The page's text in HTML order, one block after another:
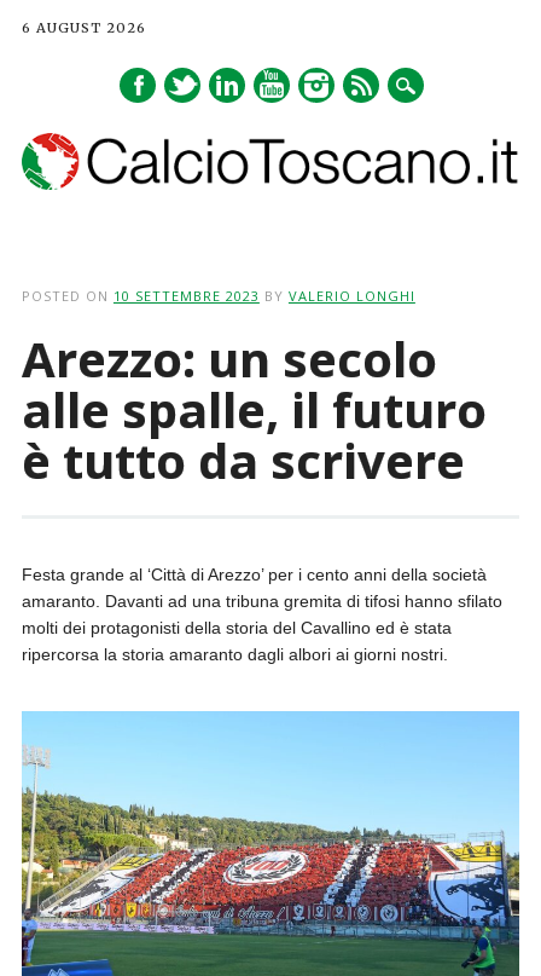
6 AUGUST 2026
POSTED ON 10 SETTEMBRE 2023 BY VALERIO LONGHI
Arezzo: un secolo
alle spalle, il futuro
è tutto da scrivere
Festa grande al ‘Città di Arezzo’ per i cento anni della società
amaranto. Davanti ad una tribuna gremita di tifosi hanno sfilato
molti dei protagonisti della storia del Cavallino ed è stata
ripercorsa la storia amaranto dagli albori ai giorni nostri.